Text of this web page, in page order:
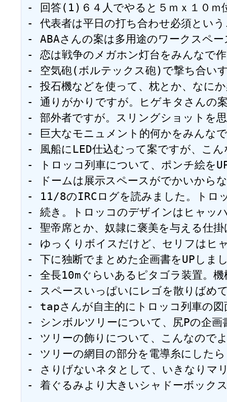
- 回答(1)６４人でやると５ｍｘ１０
- 代表者は平日の打ち合わせ必須と
- ABAさんの案は多用途のワークス
- 恋は戦争のメガホン灯台をみんな
- 空気砲(ボルテックス砲)で撃ち
- 投石機などを使って、枕とか、
- 通りがかりですが。ヒゲキタさん
- 部外者ですが。スリングショット
- 巨大なモニュメント的何かをみ
- 風船にLED仕込むって案ですが
- トロッコ列車について、ポンチ絵
- ドームは展示スペースがでかいか
- 11/8のIRCログを読みました。トロ
- 続き。トロッコのデザインはヒャッ
- 聖帝席とか、奴隷に褒美を与える
- ゆっくりボイスだけど、セリフは
- 下に独断でまとめた企画書をUP
- 全長10mぐらいあるピタゴラ装置
- スペースいっぱいにレゴを散りば
- tapさんが自主的にトロッコ列車
- シンボルツリーについて、尻Pの
- ツリーの飾りについて、こんなの
- ツリーの網目の部分を電導糸にし
- さりげないネタとして、いきなり
- 着ぐるみより大きいシャドーボ